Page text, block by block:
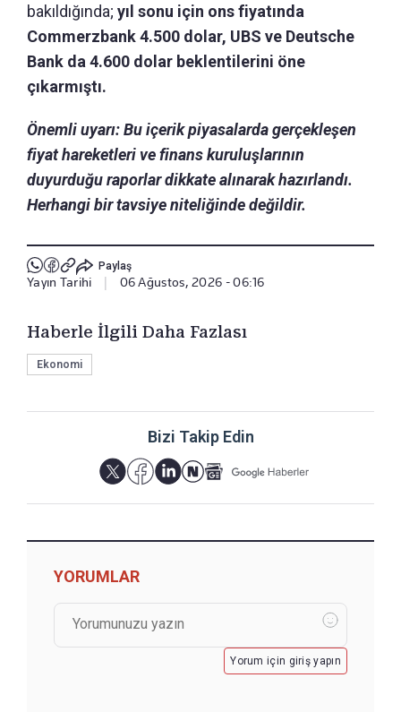
bakıldığında; yıl sonu için ons fiyatında
Commerzbank 4.500 dolar, UBS ve Deutsche
Bank da 4.600 dolar beklentilerini öne
çıkarmıştı.
Önemli uyarı: Bu içerik piyasalarda gerçekleşen
fiyat hareketleri ve finans kuruluşlarının
duyurduğu raporlar dikkate alınarak hazırlandı.
Herhangi bir tavsiye niteliğinde değildir.
Paylaş
Yayın Tarihi 06 Ağustos, 2026 - 06:16
Haberle İlgili Daha Fazlası
Ekonomi
Bizi Takip Edin
YORUMLAR
Yorum için giriş yapın